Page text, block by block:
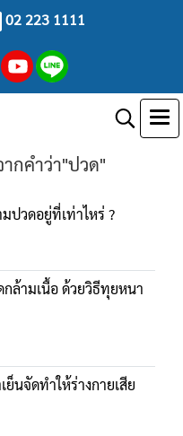
02 223 1111
กคำว่า"ปวด"
ปวดอยู่ที่เท่าไหร่ ?
ล้ามเนื้อ ด้วยวิธีทุยหนา
ย็นจัดทำให้ร่างกายเสีย